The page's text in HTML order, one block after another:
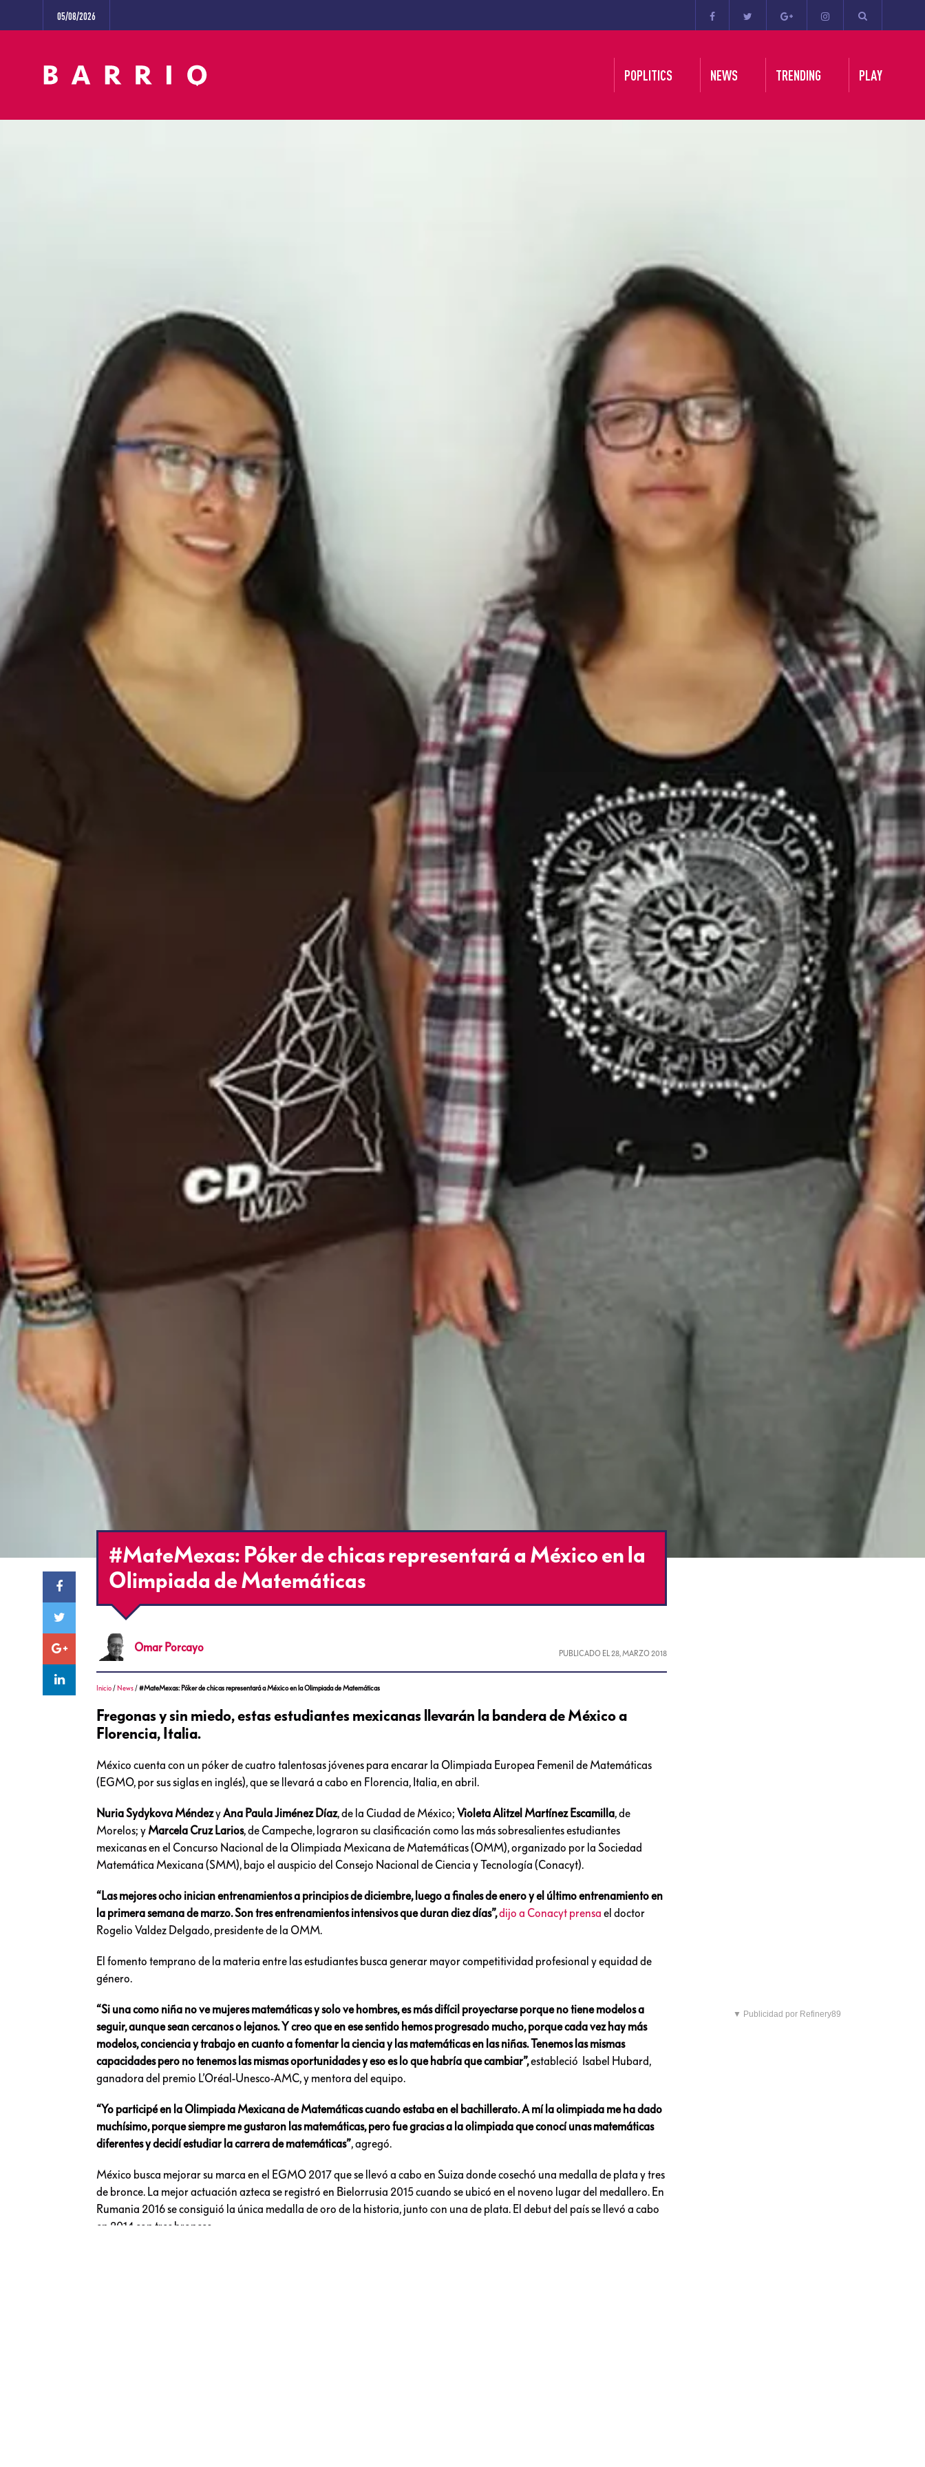
05/08/2026
POPLITICS NEWS TRENDING PLAY
#MateMexas: Póker de chicas representará a México en la
Olimpiada de Matemáticas
Omar Porcayo PUBLICADO EL 28, MARZO 2018
Inicio / News /#MateMexas: Póker de chicas representará a México en la Olimpiada de Matemáticas
Fregonas y sin miedo, estas estudiantes mexicanas llevarán la bandera de México a
Florencia, Italia.
México cuenta con un póker de cuatro talentosas jóvenes para encarar la Olimpiada Europea Femenil de Matemáticas
(EGMO, por sus siglas en inglés), que se llevará a cabo en Florencia, Italia, en abril.
Nuria Sydykova MéndezyAna Paula Jiménez Díaz, de la Ciudad de México;Violeta Alitzel Martínez Escamilla, de
Morelos; y Marcela Cruz Larios, de Campeche, lograron su clasificación como las más sobresalientes estudiantes
mexicanas en el Concurso Nacional de la Olimpiada Mexicana de Matemáticas (OMM), organizado por la Sociedad
Matemática Mexicana (SMM), bajo el auspicio del Consejo Nacional de Ciencia y Tecnología (Conacyt).
“Las mejores ocho inician entrenamientos a principios de diciembre, luego a finales de enero y el último entrenamiento en
la primera semana de marzo. Son tres entrenamientos intensivos que duran diez días”,dijo a Conacyt prensa el doctor
Rogelio Valdez Delgado, presidente de la OMM.
El fomento temprano de la materia entre las estudiantes busca generar mayor competitividad profesional y equidad de
género.
“Si una como niña no ve mujeres matemáticas y solo ve hombres, es más difícil proyectarse porque no tiene modelos a
seguir, aunque sean cercanos o lejanos. Y creo que en ese sentido hemos progresado mucho, porque cada vez hay más
modelos, conciencia y trabajo en cuanto a fomentar la ciencia y las matemáticas en las niñas. Tenemos las mismas
capacidades pero no tenemos las mismas oportunidades y eso es lo que habría que cambiar”,estableció Isabel Hubard,
ganadora del premio L’Oréal-Unesco-AMC, y mentora del equipo.
“Yo participé en la Olimpiada Mexicana de Matemáticas cuando estaba en el bachillerato. A mí la olimpiada me ha dado
muchísimo, porque siempre me gustaron las matemáticas, pero fue gracias a la olimpiada que conocí unas matemáticas
diferentes y decidí estudiar la carrera de matemáticas”, agregó.
México busca mejorar su marca en el EGMO 2017 que se llevó a cabo en Suiza donde cosechó una medalla de plata y tres
de bronce. La mejor actuación azteca se registró en Bielorrusia 2015 cuando se ubicó en el noveno lugar del medallero. En
Rumania 2016 se consiguió la única medalla de oro de la historia, junto con una de plata. El debut del país se llevó a cabo
en 2014 con tres bronces.
▼ Publicidad por Refinery89